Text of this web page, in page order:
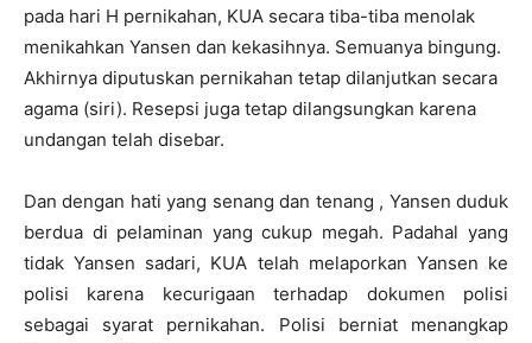
pada hari H pernikahan, KUA secara tiba-tiba menolak
menikahkan Yansen dan kekasihnya. Semuanya bingung.
Akhirnya diputuskan pernikahan tetap dilanjutkan secara
agama (siri). Resepsi juga tetap dilangsungkan karena
undangan telah disebar.
Dan dengan hati yang senang dan tenang , Yansen duduk
berdua di pelaminan yang cukup megah. Padahal yang
tidak Yansen sadari, KUA telah melaporkan Yansen ke
polisi karena kecurigaan terhadap dokumen polisi
sebagai syarat pernikahan. Polisi berniat menangkap